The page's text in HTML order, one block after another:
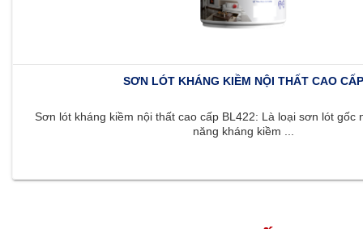
SƠN LÓT KHÁNG KIỀM NỘI THẤT CAO CẤP
Sơn lót kháng kiềm nội thất cao cấp BL422: Là loại sơn lót gốc
năng kháng kiềm ...